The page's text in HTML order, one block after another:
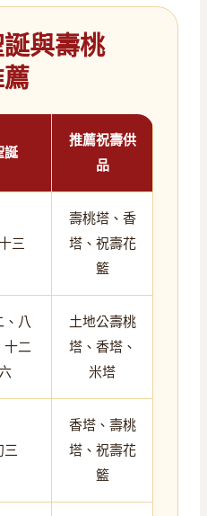
與壽桃
誕
推薦祝壽供
品
三
壽桃塔、香
塔、祝壽花
籃
、八
十二
土地公壽桃
塔、香塔、
米塔
三
香塔、壽桃
塔、祝壽花
籃